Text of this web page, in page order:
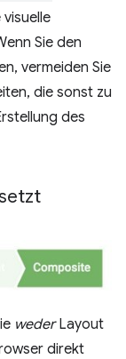
Sie den
vermeiden Sie
die sonst zu
des
wederLayout
direkt